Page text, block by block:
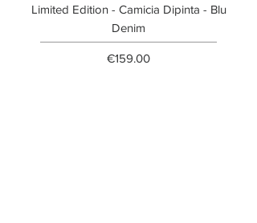
Limited Edition - Camicia Dipinta - Blu
Denim
Price
€159.00